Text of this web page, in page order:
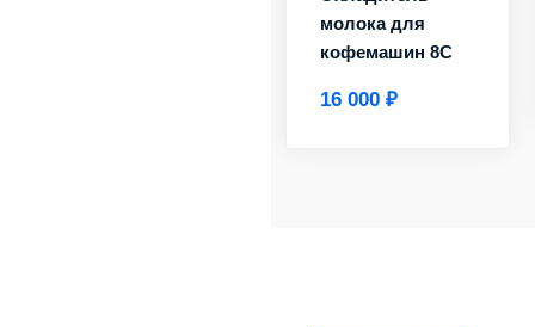
молока для
кофемашин 8C
16 000 ₽